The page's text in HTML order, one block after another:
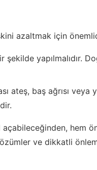
azaltmak için
şekilde yapılmalıdır.
ateş, baş ağrısı
açabileceğinden, hem
ve dikkatli